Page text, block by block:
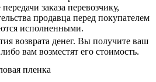
заказа перевозчику,
продавца перед покупателем
исполненными.
возврата денег. Вы получите ваш
либо вам возместят его стоимость.
пленка